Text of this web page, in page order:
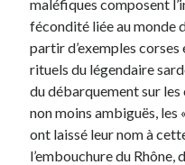
maléfiques composent
fécondité liée au monde
partir d’exemples corses
rituels du légendaire
du débarquement sur
non moins ambiguës, les
ont laissé leur nom à
l’embouchure du Rhône,